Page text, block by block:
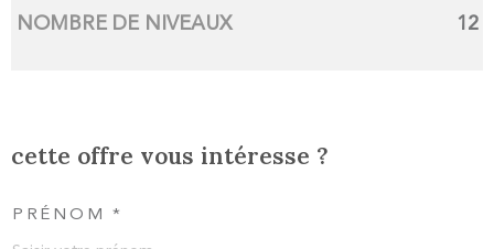
NOMBRE DE NIVEAUX 12
cette offre vous intéresse ?
PRÉNOM *